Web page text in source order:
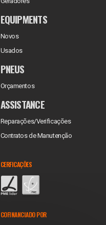
EQUIPMENTS
Novos
Usados
PNEUS
Orçamentos
ASSISTANCE
Reparações/Verificações
Contratos de Manutenção
CERFICAÇÕES
COFINANCIADO POR